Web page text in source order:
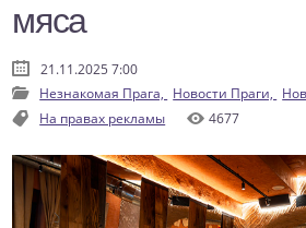
мяса
21.11.2025 7:00
Незнакомая Прага, Новости Праги,
На правах рекламы
4677